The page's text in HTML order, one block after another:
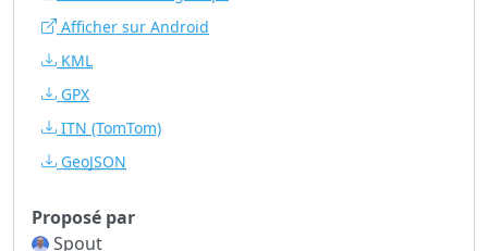
Afficher sur Android
KML
GPX
ITN (TomTom)
GeoJSON
Proposé par
Spout